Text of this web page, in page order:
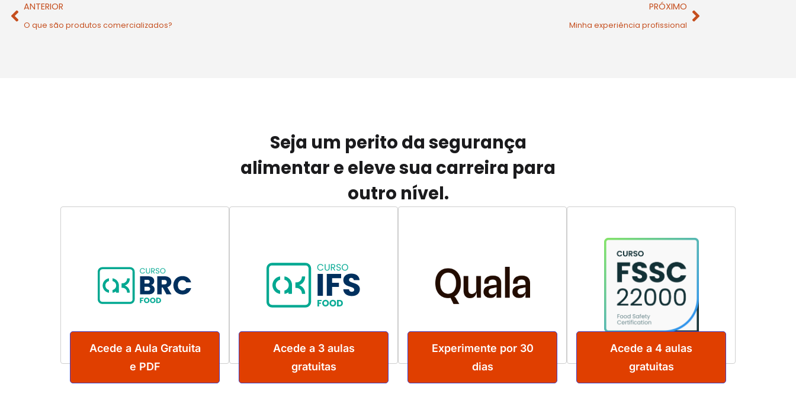
ANTERIOR
O que são produtos comercializados?
PRÓXIMO
Minha experiência profissional
Seja um perito da segurança
alimentar e eleve sua carreira para
outro nível.
Acede a Aula Gratuita
e PDF
Acede a 3 aulas
gratuitas
Experimente por 30
dias
Acede a 4 aulas
gratuitas